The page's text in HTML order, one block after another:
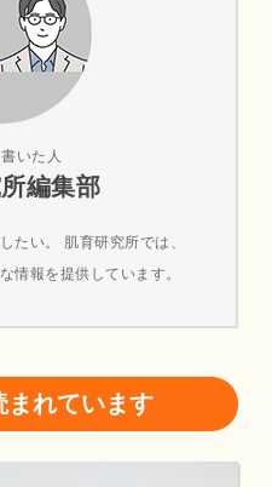
いた人
編集部
たい。 肌育研究所では、
情報を提供しています。
まれています